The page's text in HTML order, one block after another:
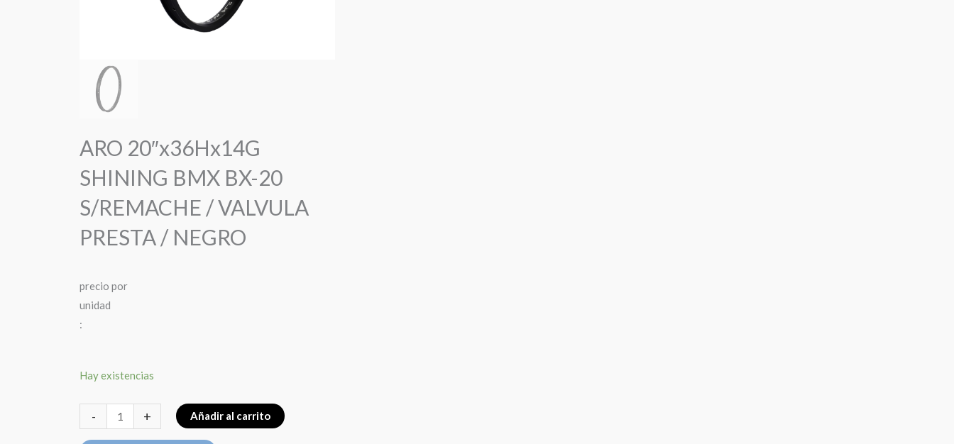
ARO 20″x36Hx14G
SHINING BMX BX-20
S/REMACHE / VALVULA
PRESTA / NEGRO
precio por
unidad
:
Hay existencias
-
ARO
SHINING
BMX
+ Añadir al carrito